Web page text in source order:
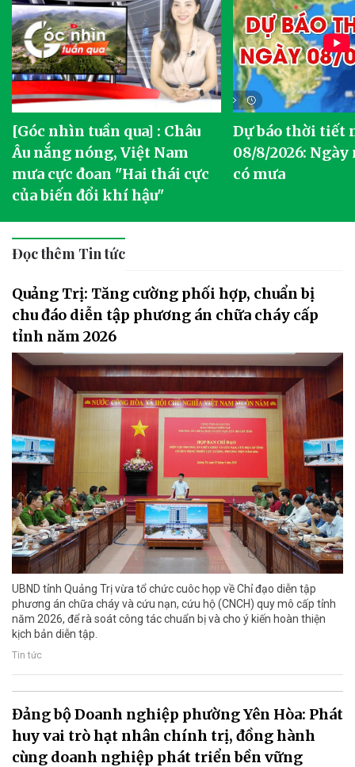
[Góc nhìn tuần qua] : Châu
Âu nắng nóng, Việt Nam
mưa cực đoan "Hai thái cực
của biến đổi khí hậu"
Dự báo thời tiết
08/8/2026: Ngày
có mưa
Đọc thêm Tin tức
Quảng Trị: Tăng cường phối hợp, chuẩn bị
chu đáo diễn tập phương án chữa cháy cấp
tỉnh năm 2026
UBND tỉnh Quảng Trị vừa tổ chức cuôc họp về Chỉ đạo diễn tập
phương án chữa cháy và cứu nạn, cứu hộ (CNCH) quy mô cấp tỉnh
năm 2026, để rà soát công tác chuẩn bị và cho ý kiến hoàn thiện
kịch bản diễn tập.
Tin tức
Đảng bộ Doanh nghiệp phường Yên Hòa: Phát
huy vai trò hạt nhân chính trị, đồng hành
cùng doanh nghiệp phát triển bền vững